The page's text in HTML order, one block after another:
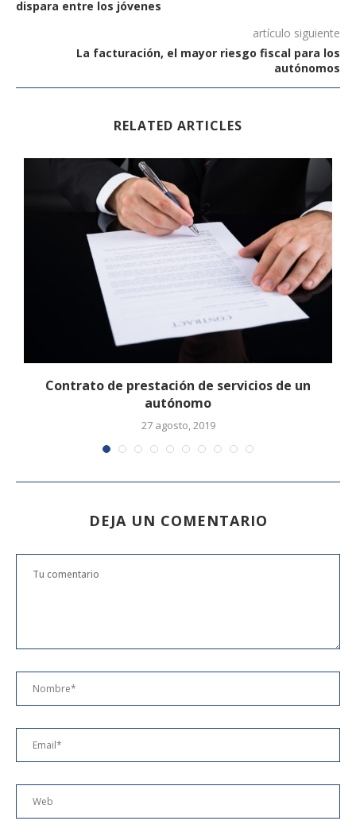
dispara entre los jóvenes
artículo siguiente
La facturación, el mayor riesgo fiscal para los
autónomos
RELATED ARTICLES
Contrato de prestación de servicios de un
autónomo
27 agosto, 2019
DEJA UN COMENTARIO